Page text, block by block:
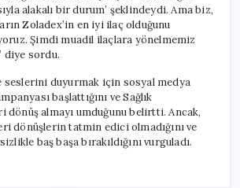
alakalı bir durum’ şeklindeydi. Ama biz,
Zoladex’in en iyi ilaç olduğunu
Şimdi muadil ilaçlara yönelmemiz
diye sordu.
seslerini duyurmak için sosyal medya
başlattığını ve Sağlık
dönüş almayı umduğunu belirtti. Ancak,
dönüşlerin tatmin edici olmadığını ve
baş başa bırakıldığını vurguladı.